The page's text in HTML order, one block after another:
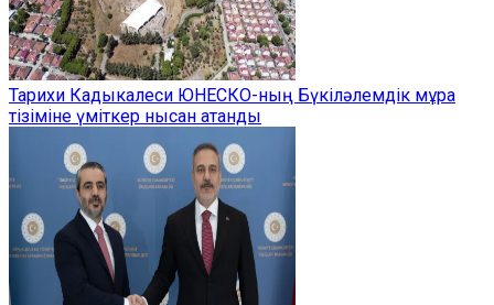
Тарихи Кадыкалеси ЮНЕСКО-ның Бүкіләлемдік мұра
тізіміне үміткер нысан атанды